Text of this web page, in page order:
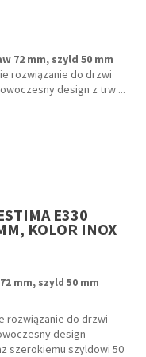
72 mm, szyld 50 mm
rozwiązanie do drzwi
design z trw ...
E330
KOLOR INOX
mm, szyld 50 mm
rozwiązanie do drzwi
design
szerokiemu szyldowi 50